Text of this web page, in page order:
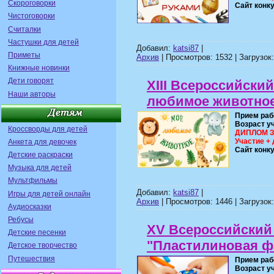
Скороговорки
Чистоговорки
Считалки
Частушки для детей
Приметы
Книжные новинки
Дети говорят
Наши авторы
Кроссворды для детей
Анкета для девочек
Детские раскраски
Музыка для детей
Мультфильмы
Игры для детей онлайн
Аудиосказки
Ребусы
Детские песенки
Детское творчество
Путешествия
Сайт
Добавил: katsi87
Архив | Просмотров: 1532 |
XIII
любимое
Прием
Возраст
ДИПЛОМ
Участие +
Сайт
Добавил: katsi87
Архив | Просмотров: 1446 |
XV
"Пластилиновая
Прием
Возраст